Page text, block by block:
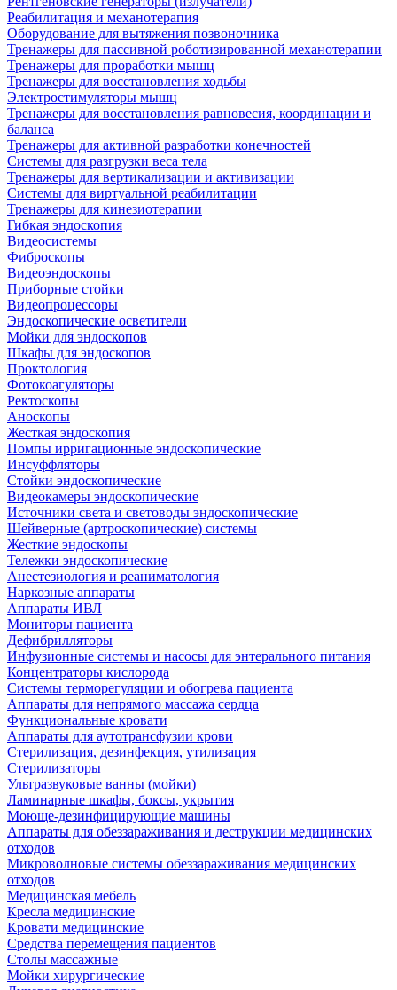
Реабилитация и механотерапия
Оборудование для вытяжения позвоночника
Тренажеры для пассивной роботизированной механотерапии
Тренажеры для проработки мышц
Тренажеры для восстановления ходьбы
Электростимуляторы мышц
Тренажеры для восстановления равновесия, координации и
баланса
Тренажеры для активной разработки конечностей
Системы для разгрузки веса тела
Тренажеры для вертикализации и активизации
Системы для виртуальной реабилитации
Тренажеры для кинезиотерапии
Гибкая эндоскопия
Видеосистемы
Фиброскопы
Видеоэндоскопы
Приборные стойки
Видеопроцессоры
Эндоскопические осветители
Мойки для эндоскопов
Шкафы для эндоскопов
Проктология
Фотокоагуляторы
Ректоскопы
Аноскопы
Жесткая эндоскопия
Помпы ирригационные эндоскопические
Инсуффляторы
Стойки эндоскопические
Видеокамеры эндоскопические
Источники света и световоды эндоскопические
Шейверные (артроскопические) системы
Жесткие эндоскопы
Тележки эндоскопические
Анестезиология и реаниматология
Наркозные аппараты
Аппараты ИВЛ
Мониторы пациента
Дефибрилляторы
Инфузионные системы и насосы для энтерального питания
Концентраторы кислорода
Системы терморегуляции и обогрева пациента
Аппараты для непрямого массажа сердца
Функциональные кровати
Аппараты для аутотрансфузии крови
Стерилизация, дезинфекция, утилизация
Стерилизаторы
Ультразвуковые ванны (мойки)
Ламинарные шкафы, боксы, укрытия
Моюще-дезинфицирующие машины
Аппараты для обеззараживания и деструкции медицинских
отходов
Микроволновые системы обеззараживания медицинских
отходов
Медицинская мебель
Кресла медицинские
Кровати медицинские
Средства перемещения пациентов
Столы массажные
Мойки хирургические